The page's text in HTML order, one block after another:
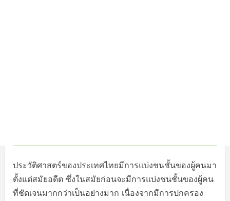
ประวัติศาสตร์ของประเทศไทยมีการแบ่งชนชั้นของผู้คนมา
ตั้งแต่สมัยอดีต ซึ่งในสมัยก่อนจะมีการแบ่งชนชั้นของผู้คน
ที่ชัดเจนมากกว่าเป็นอย่างมาก เนื่องจากมีการปกครอง